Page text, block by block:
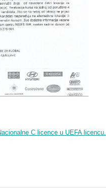
C licence u UEFA licencu.